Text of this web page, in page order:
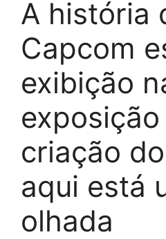
A história
Capcom
exibição
criação
aqui está
olhada